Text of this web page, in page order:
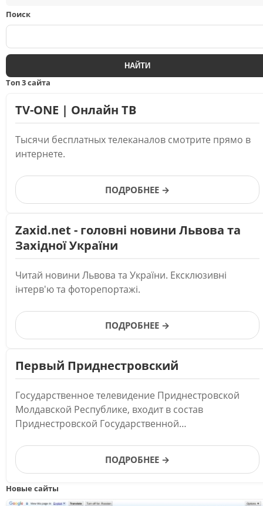
Поиск
Топ 3 сайта
TV-ONE | Онлайн ТВ
Тысячи бесплатных телеканалов смотрите прямо в
интернете.
ПОДРОБНЕЕ →
Zaxid.net - головні новини Львова та
Західної України
Читай новини Львова та України. Ексклюзивні
інтерв'ю та фоторепортажі.
ПОДРОБНЕЕ →
Первый Приднестровский
Государственное телевидение Приднестровской
Молдавской Республике, входит в состав
Приднестровской Государственной
ПОДРОБНЕЕ →
Новые сайты